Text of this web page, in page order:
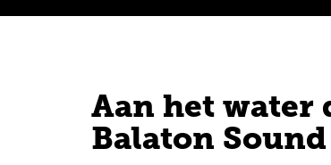
Aan het water
Balaton Sound